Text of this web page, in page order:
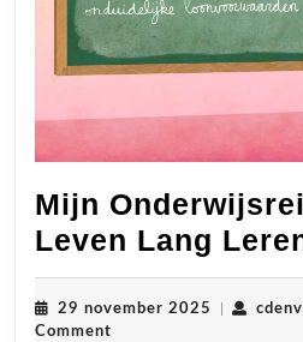
Mijn
Leven Lang
29 november 2025
Comment